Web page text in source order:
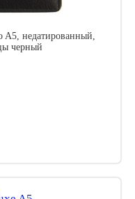
A5, недатированный,
черный